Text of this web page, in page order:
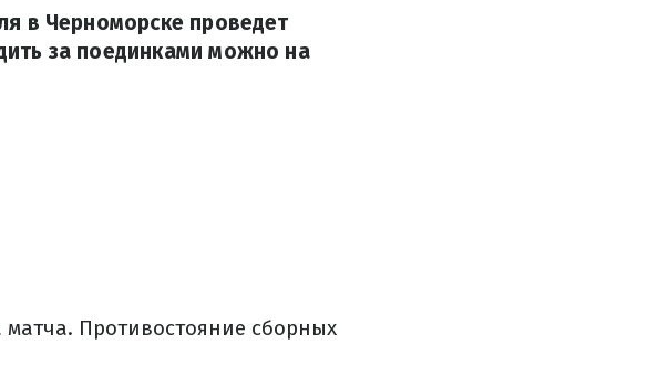
в Черноморске проведет
за поединками можно на
Противостояние сборных